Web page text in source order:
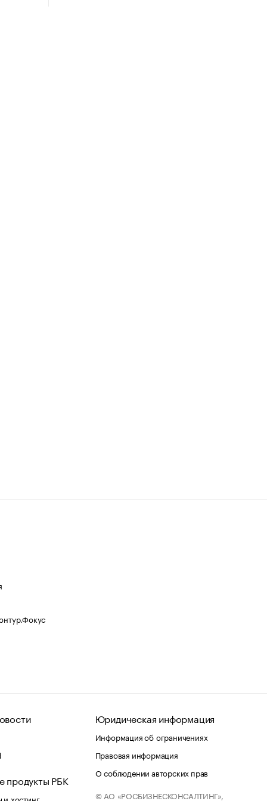
продукты РБК
хостинг
Юридическая информация
Информация об ограничениях
Правовая информация
О соблюдении авторских прав
© АО «РОСБИЗНЕСКОНСАЛТИНГ»,